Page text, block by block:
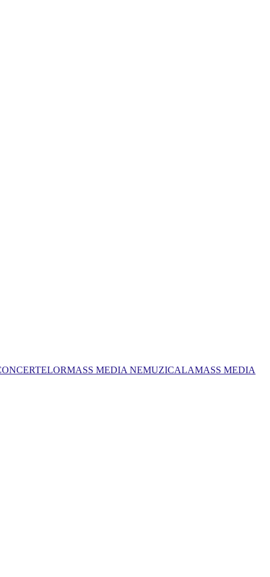
MASS MEDIA NEMUZICALAMASS MEDIA